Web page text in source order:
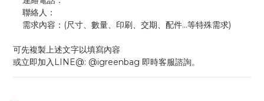
    聯絡人：
    需求內容：(尺寸、數量、印刷、交期、配件...等特殊需求)
可先複製上述文字以填寫內容
或立即加入LINE@: @igreenbag 即時客服諮詢。